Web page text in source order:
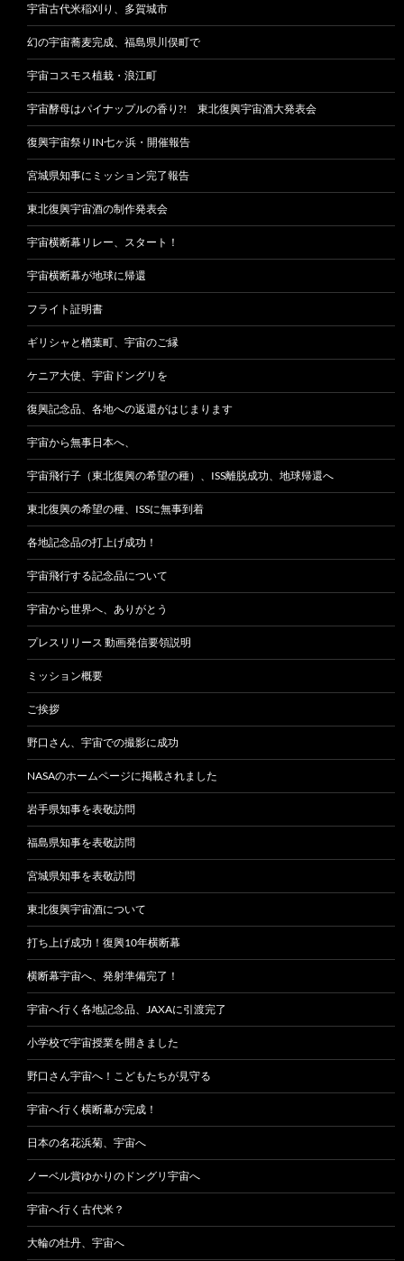
宇宙古代米稲刈り、多賀城市
幻の宇宙蕎麦完成、福島県川俣町で
宇宙コスモス植栽・浪江町
宇宙酵母はパイナップルの香り?! 東北復興宇宙酒大発表会
復興宇宙祭りIN七ヶ浜・開催報告
宮城県知事にミッション完了報告
東北復興宇宙酒の制作発表会
宇宙横断幕リレー、スタート！
宇宙横断幕が地球に帰還
フライト証明書
ギリシャと楢葉町、宇宙のご縁
ケニア大使、宇宙ドングリを
復興記念品、各地への返還がはじまります
宇宙から無事日本へ、
宇宙飛行子（東北復興の希望の種）、ISS離脱成功、地球帰還へ
東北復興の希望の種、ISSに無事到着
各地記念品の打上げ成功！
宇宙飛行する記念品について
宇宙から世界へ、ありがとう
プレスリリース 動画発信要領説明
ミッション概要
ご挨拶
野口さん、宇宙での撮影に成功
NASAのホームページに掲載されました
岩手県知事を表敬訪問
福島県知事を表敬訪問
宮城県知事を表敬訪問
東北復興宇宙酒について
打ち上げ成功！復興10年横断幕
横断幕宇宙へ、発射準備完了！
宇宙へ行く各地記念品、JAXAに引渡完了
小学校で宇宙授業を開きました
野口さん宇宙へ！こどもたちが見守る
宇宙へ行く横断幕が完成！
日本の名花浜菊、宇宙へ
ノーベル賞ゆかりのドングリ宇宙へ
宇宙へ行く古代米？
大輪の牡丹、宇宙へ